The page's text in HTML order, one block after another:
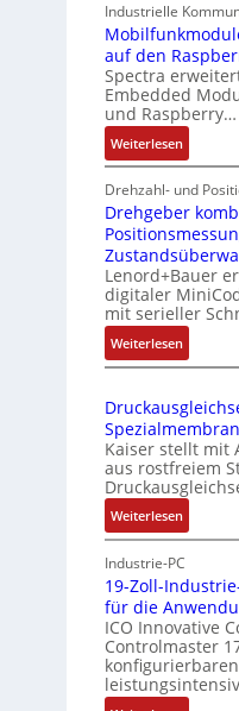
Industrielle
auf den
Spectra
Embedded
und Raspberry…
Weiterlesen:
M
o
b
i
l
f
u
n
k
m
d
u
l
e
b
r
n
g
e
n
4
G
Drehzahl- und
Drehgeber
Lenord+Bauer
digitaler
mit serieller
Weiterlesen:
D
e
h
g
e
b
e
r
k
o
m
b
i
n
Kaiser stellt mit
aus rostfreiem
Weiterlesen:
D
r
u
c
k
a
u
s
Industrie-PC
19-Zoll-
für die
ICO Innovative
Controlmaster